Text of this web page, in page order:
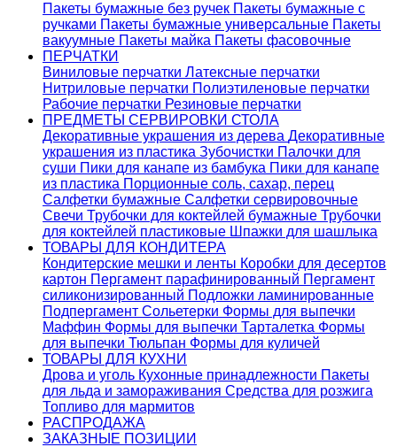
Пакеты бумажные без ручек Пакеты бумажные с
ручками Пакеты бумажные универсальные Пакеты
вакуумные Пакеты майка Пакеты фасовочные
ПЕРЧАТКИ
Виниловые перчатки Латексные перчатки
Нитриловые перчатки Полиэтиленовые перчатки
Рабочие перчатки Резиновые перчатки
ПРЕДМЕТЫ СЕРВИРОВКИ СТОЛА
Декоративные украшения из дерева Декоративные
украшения из пластика Зубочистки Палочки для
суши Пики для канапе из бамбука Пики для канапе
из пластика Порционные соль, сахар, перец
Салфетки бумажные Салфетки сервировочные
Свечи Трубочки для коктейлей бумажные Трубочки
для коктейлей пластиковые Шпажки для шашлыка
ТОВАРЫ ДЛЯ КОНДИТЕРА
Кондитерские мешки и ленты Коробки для десертов
картон Пергамент парафинированный Пергамент
силиконизированный Подложки ламинированные
Подпергамент Сольетерки Формы для выпечки
Маффин Формы для выпечки Тарталетка Формы
для выпечки Тюльпан Формы для куличей
ТОВАРЫ ДЛЯ КУХНИ
Дрова и уголь Кухонные принадлежности Пакеты
для льда и замораживания Средства для розжига
Топливо для мармитов
РАСПРОДАЖА
ЗАКАЗНЫЕ ПОЗИЦИИ